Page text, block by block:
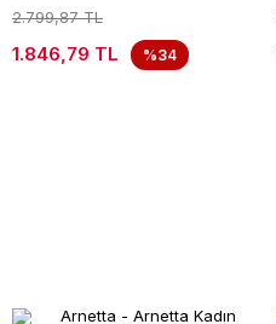
2.799,87 TL
1.846,79 TL %34